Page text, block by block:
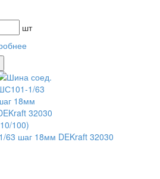
шт
шаг 18мм DEKraft 32030